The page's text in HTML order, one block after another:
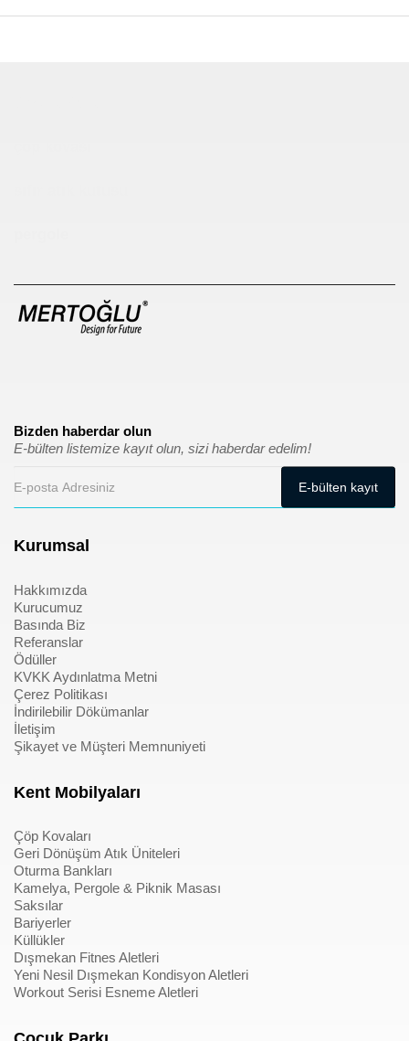
Bizden haberdar olun
E-bülten listemize kayıt olun, sizi haberdar edelim!
Kurumsal
Hakkımızda
Kurucumuz
Basında Biz
Referanslar
Ödüller
KVKK Aydınlatma Metni
Çerez Politikası
İndirilebilir Dökümanlar
İletişim
Şikayet ve Müşteri Memnuniyeti
Kent Mobilyaları
Çöp Kovaları
Geri Dönüşüm Atık Üniteleri
Oturma Bankları
Kamelya, Pergole & Piknik Masası
Saksılar
Bariyerler
Küllükler
Dışmekan Fitnes Aletleri
Yeni Nesil Dışmekan Kondisyon Aletleri
Workout Serisi Esneme Aletleri